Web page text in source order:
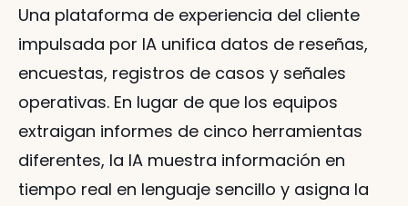
Una plataforma de experiencia del cliente
impulsada por IA unifica datos de reseñas,
encuestas, registros de casos y señales
operativas. En lugar de que los equipos
extraigan informes de cinco herramientas
diferentes, la IA muestra información en
tiempo real en lenguaje sencillo y asigna la